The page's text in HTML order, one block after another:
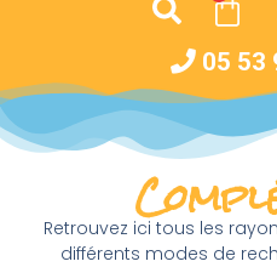
05 53
Retrouvez ici tous les
différents modes de